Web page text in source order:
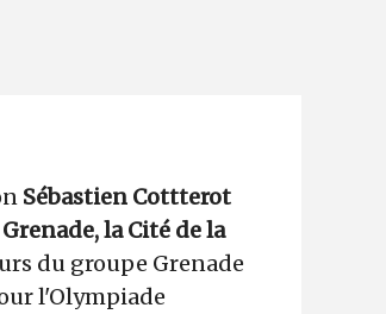
Sébastien Cottterot
la Cité de la
du groupe Grenade
l'Olympiade